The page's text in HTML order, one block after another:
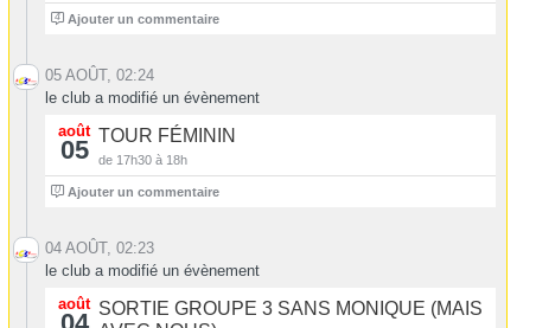
4 Ajouter un commentaire
05 AOÛT, 02:24
le club a modifié un évènement
août
05 TOUR FÉMININ
de 17h30 à 18h
0 Ajouter un commentaire
04 AOÛT, 02:23
le club a modifié un évènement
août SORTIE GROUPE 3 SANS MONIQUE (MAIS